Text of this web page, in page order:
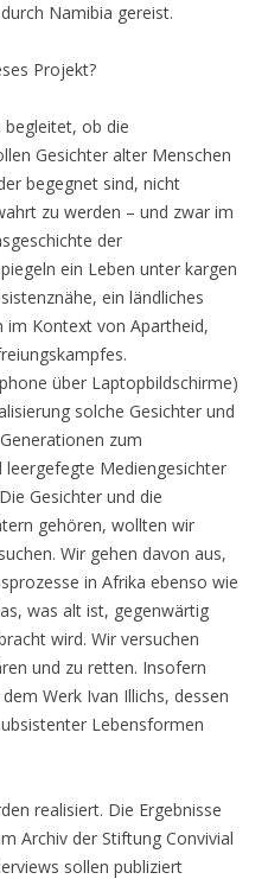
Namibia gereist.
Projekt?
begleitet, ob die
Gesichter alter Menschen
begegnet sind, nicht
zu werden – und zwar im
der
ein Leben unter kargen
ein ländliches
im Kontext von Apartheid,
über Laptopbildschirme)
solche Gesichter und
zum
leergefegte Mediengesichter
Gesichter und die
gehören, wollten wir
Wir gehen davon aus,
in Afrika ebenso wie
was alt ist, gegenwärtig
wird. Wir versuchen
und zu retten. Insofern
Werk Ivan Illichs, dessen
Lebensformen
realisiert. Die Ergebnisse
Archiv der Stiftung Convivial
sollen publiziert